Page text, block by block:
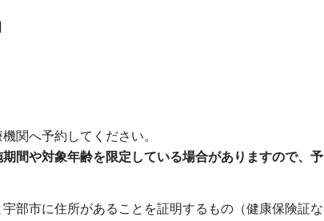
関へ予約してください。
間や対象年齢を限定している場合がありますので、予
部市に住所があることを証明するもの（健康保険証な